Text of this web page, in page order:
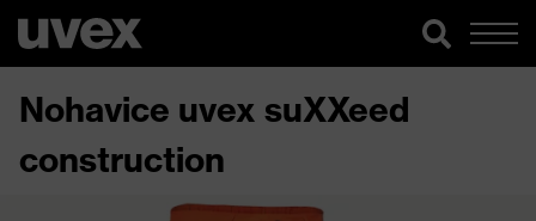
Nohavice uvex suXXeed
construction